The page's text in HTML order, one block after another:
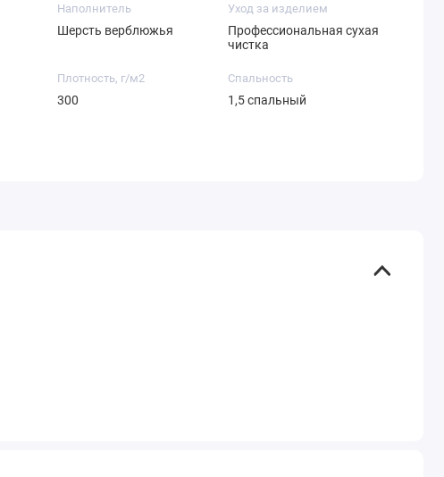
Наполнитель
Шерсть верблюжья
Уход за изделием
Профессиональная сухая
чистка
Плотность, г/м2
300
Спальность
1,5 спальный